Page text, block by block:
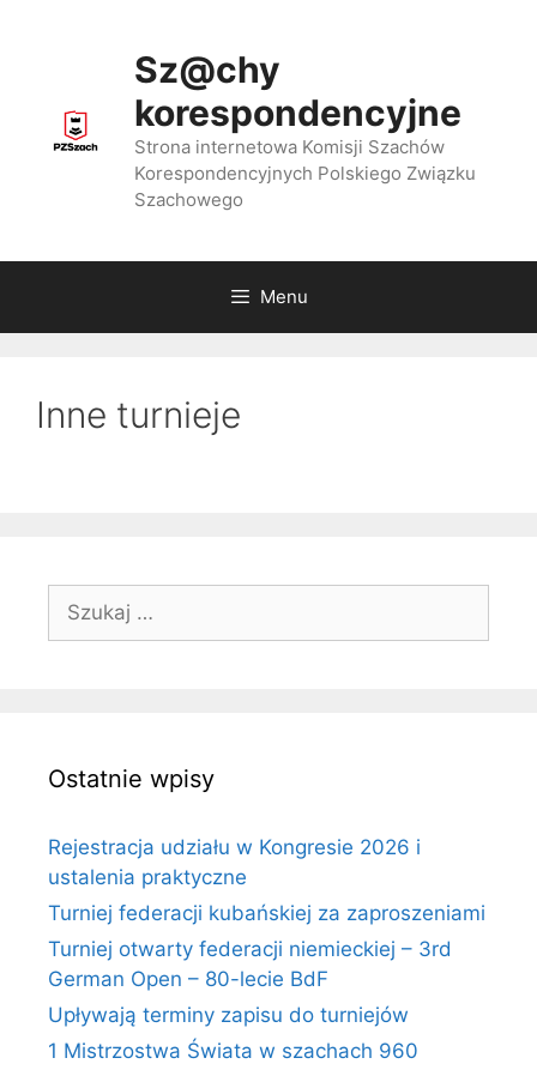
Sz@chy
korespondencyjne
Strona internetowa Komisji Szachów
Korespondencyjnych Polskiego Związku
Szachowego
Menu
Inne turnieje
Szukaj:
Ostatnie wpisy
Rejestracja udziału w Kongresie 2026 i
ustalenia praktyczne
Turniej federacji kubańskiej za zaproszeniami
Turniej otwarty federacji niemieckiej – 3rd
German Open – 80-lecie BdF
Upływają terminy zapisu do turniejów
1 Mistrzostwa Świata w szachach 960